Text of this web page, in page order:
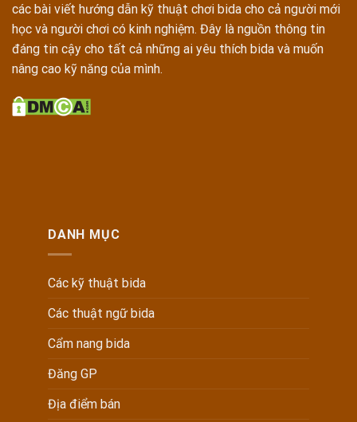
các bài viết hướng dẫn kỹ thuật chơi bida cho cả người mới
học và người chơi có kinh nghiệm. Đây là nguồn thông tin
đáng tin cậy cho tất cả những ai yêu thích bida và muốn
nâng cao kỹ năng của mình.
DANH MỤC
Các kỹ thuật bida
Các thuật ngữ bida
Cẩm nang bida
Đăng GP
Địa điểm bán